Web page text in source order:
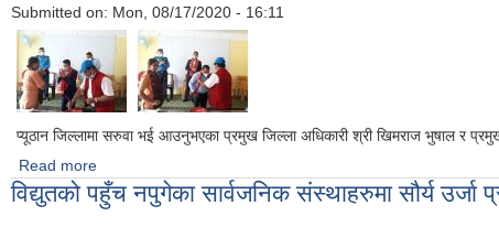
Submitted on: Mon, 08/17/2020 - 16:11
प्यूठान जिल्लामा सरुवा भई आउनुभएका प्रमुख जिल्ला अधिकारी श्री खिमराज भुषाल र
Read more
विद्युतको पहुँच नपुगेका सार्वजनिक संस्थाहरुमा सौर्य